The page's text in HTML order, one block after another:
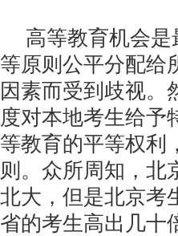
高等教育机会
等原则公平分配给
因素而受到歧视。
度对本地考生给予
等教育的平等权利
则。众所周知，北
北大，但是北京考
省的考生高出几十